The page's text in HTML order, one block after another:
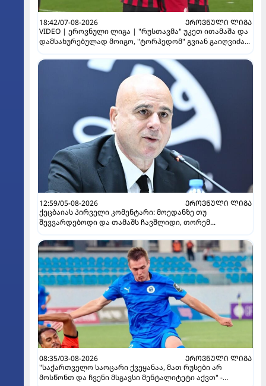
18:42/07-08-2026
ᲔᲠᲝᲕᲜᲣᲚᲘ ᲚᲘᲒᲐ
VIDEO | ეროვნული ლიგა | "რუსთავმა" უკეთ ითამაშა და
დამსახურებულად მოიგო, "ტორპედომ" გვიან გაიღვიძა...
12:59/05-08-2026
ᲔᲠᲝᲕᲜᲣᲚᲘ ᲚᲘᲒᲐ
ქეცბაიას პირველი კომენტარი: მოედანზე თუ
შევვარდებოდი და თამაშს ჩავშლიდი, თორემ...
08:35/03-08-2026
ᲔᲠᲝᲕᲜᲣᲚᲘ ᲚᲘᲒᲐ
"საქართველო საოცარი ქვეყანაა, მათ რუსები არ
მოსწონთ და ჩვენი მსგავსი მენტალიტეტი აქვთ" -